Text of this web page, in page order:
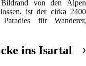
von den Alpen
ist der cirka 2400
für Wanderer,
ins Isartal ❯